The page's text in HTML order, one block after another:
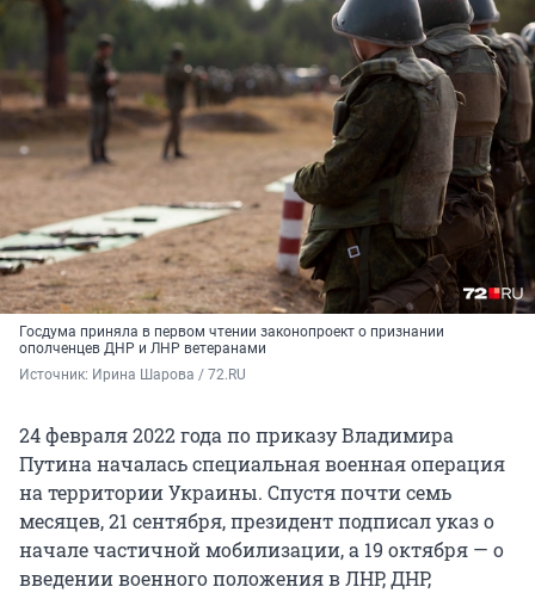
Госдума приняла в первом чтении законопроект о признании
ополченцев ДНР и ЛНР ветеранами
Источник: Ирина Шарова / 72.RU
24 февраля 2022 года по приказу Владимира
Путина началась специальная военная операция
на территории Украины. Спустя почти семь
месяцев, 21 сентября, президент подписал указ о
начале частичной мобилизации, а 19 октября — о
введении военного положения в ЛНР, ДНР,